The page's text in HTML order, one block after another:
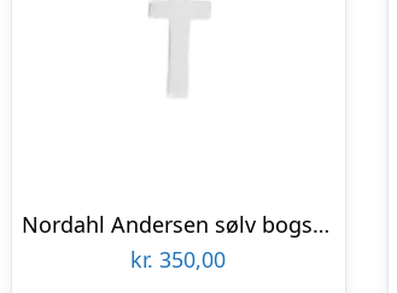
Nordahl Andersen sølv bogstav T
kr. 350,00